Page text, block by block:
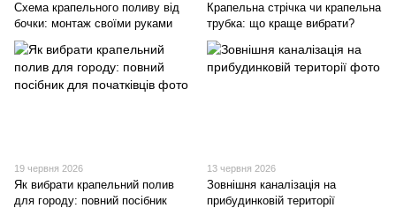
Схема крапельного поливу від
бочки: монтаж своїми руками
Крапельна стрічка чи крапельна
трубка: що краще вибрати?
19 червня 2026
Як вибрати крапельний полив
для городу: повний посібник
13 червня 2026
Зовнішня каналізація на
прибудинковій території